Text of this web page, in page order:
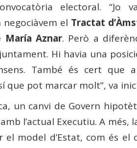
electoral. “Jo
el Tractat
María Aznar. Però a
Hi havia una
També és cert que
que pot marcar molt”, va
un canvi de Govern
l’actual Executiu. A
model d’Estat, com és el